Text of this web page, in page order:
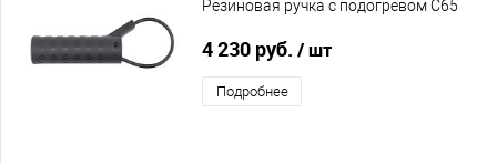
Резиновая ручка с подогревом C65
4 230 руб. / шт
Подробнее